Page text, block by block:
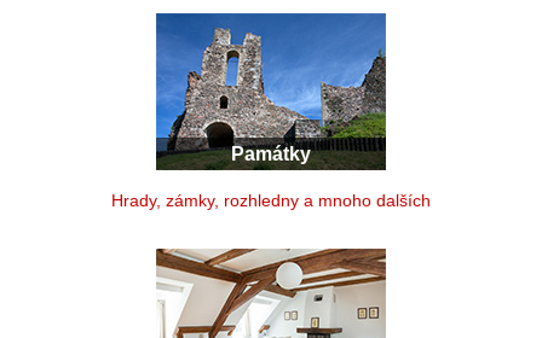
Památky
Hrady, zámky, rozhledny a mnoho dalších